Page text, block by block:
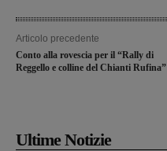
Articolo precedente
Conto alla rovescia per il “Rally di
Reggello e colline del Chianti Rufina”
Ultime Notizie